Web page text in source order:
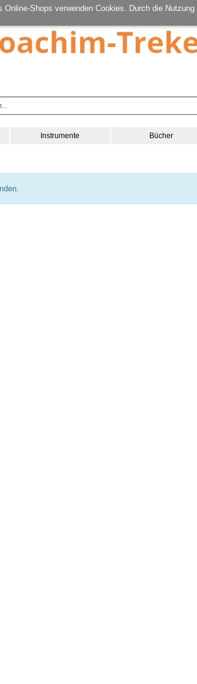
Online-Shops verwenden Cookies. Durch die
Instrumente Bücher